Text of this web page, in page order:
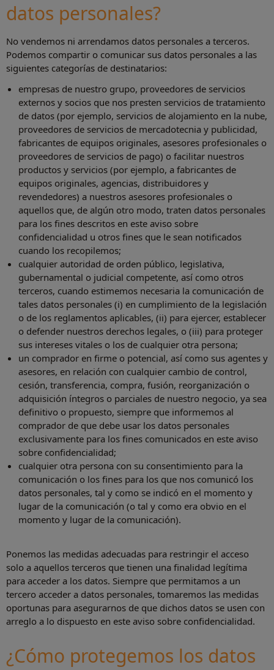
datos personales?
No vendemos ni arrendamos datos personales a terceros.
Podemos compartir o comunicar sus datos personales a las
siguientes categorías de destinatarios:
empresas de nuestro grupo, proveedores de servicios
externos y socios que nos presten servicios de tratamiento
de datos (por ejemplo, servicios de alojamiento en la nube,
proveedores de servicios de mercadotecnia y publicidad,
fabricantes de equipos originales, asesores profesionales o
proveedores de servicios de pago) o facilitar nuestros
productos y servicios (por ejemplo, a fabricantes de
equipos originales, agencias, distribuidores y
revendedores) a nuestros asesores profesionales o
aquellos que, de algún otro modo, traten datos personales
para los fines descritos en este aviso sobre
confidencialidad u otros fines que le sean notificados
cuando los recopilemos;
cualquier autoridad de orden público, legislativa,
gubernamental o judicial competente, así como otros
terceros, cuando estimemos necesaria la comunicación de
tales datos personales (i) en cumplimiento de la legislación
o de los reglamentos aplicables, (ii) para ejercer, establecer
o defender nuestros derechos legales, o (iii) para proteger
sus intereses vitales o los de cualquier otra persona;
un comprador en firme o potencial, así como sus agentes y
asesores, en relación con cualquier cambio de control,
cesión, transferencia, compra, fusión, reorganización o
adquisición íntegros o parciales de nuestro negocio, ya sea
definitivo o propuesto, siempre que informemos al
comprador de que debe usar los datos personales
exclusivamente para los fines comunicados en este aviso
sobre confidencialidad;
cualquier otra persona con su consentimiento para la
comunicación o los fines para los que nos comunicó los
datos personales, tal y como se indicó en el momento y
lugar de la comunicación (o tal y como era obvio en el
momento y lugar de la comunicación).
Ponemos las medidas adecuadas para restringir el acceso
solo a aquellos terceros que tienen una finalidad legítima
para acceder a los datos. Siempre que permitamos a un
tercero acceder a datos personales, tomaremos las medidas
oportunas para asegurarnos de que dichos datos se usen con
arreglo a lo dispuesto en este aviso sobre confidencialidad.
¿Cómo protegemos los datos